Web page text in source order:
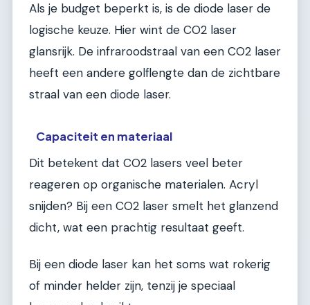
Als je budget beperkt is, is de diode laser de
logische keuze. Hier wint de CO2 laser
glansrijk. De infraroodstraal van een CO2 laser
heeft een andere golflengte dan de zichtbare
straal van een diode laser.
Capaciteit en materiaal
Dit betekent dat CO2 lasers veel beter
reageren op organische materialen. Acryl
snijden? Bij een CO2 laser smelt het glanzend
dicht, wat een prachtig resultaat geeft.
Bij een diode laser kan het soms wat rokerig
of minder helder zijn, tenzij je speciaal